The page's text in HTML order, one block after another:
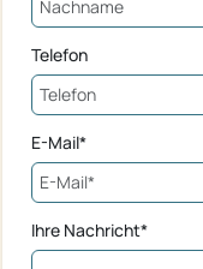
Telefon
E-Mail*
Ihre Nachricht*